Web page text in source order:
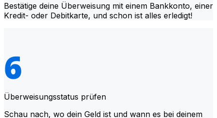
Bestätige deine Überweisung mit einem Bankkonto, einer
Kredit- oder Debitkarte, und schon ist alles erledigt!
Überweisungsstatus prüfen
Schau nach, wo dein Geld ist und wann es bei deinem